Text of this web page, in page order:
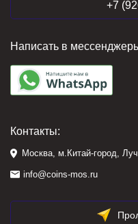
+7
Написать в
Контакты:
Москва, м.Китай-город,
info@coins-mos.ru